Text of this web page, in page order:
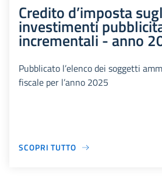
Credito d’imposta
investimenti
incrementali - anno
Pubblicato l’elenco dei soggetti
fiscale per l’anno 2025
SCOPRI TUTTO